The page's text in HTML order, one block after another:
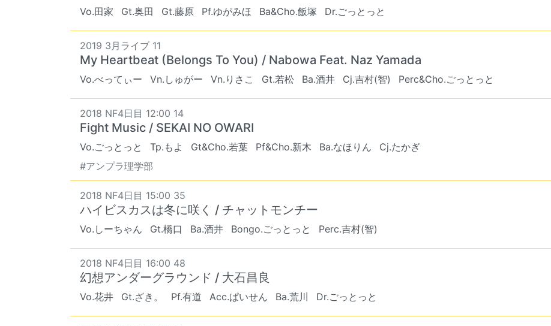
Vo.田家 Gt.奥田 Gt.藤原 Pf.ゆがみほ Ba&Cho.飯塚 Dr.ごっとっと
2019 3月ライブ 11
My Heartbeat (Belongs To You) / Nabowa Feat. Naz Yamada
Vo.べってぃー Vn.しゅがー Vn.りさこ Gt.若松 Ba.酒井 Cj.吉村(智) Perc&Cho.ごっとっと
2018 NF4日目 12:00 14
Fight Music / SEKAI NO OWARI
Vo.ごっとっと Tp.もよ Gt&Cho.若葉 Pf&Cho.新木 Ba.なほりん
Cj.たかぎ
#アンプラ理学部
2018 NF4日目 15:00 35
ハイビスカスは冬に咲く / チャットモンチー
Vo.しーちゃん Gt.橋口 Ba.酒井 Bongo.ごっとっと Perc.吉村(智)
2018 NF4日目 16:00 48
幻想アンダーグラウンド / 大石昌良
Vo.花井 Gt.ざき。 Pf.有道 Acc.ぱいせん Ba.荒川 Dr.ごっとっと